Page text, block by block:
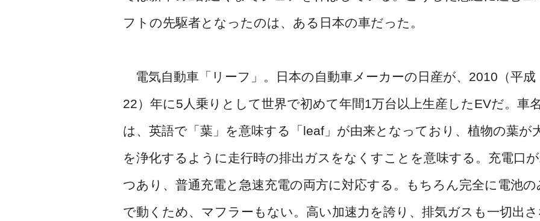
フトの先駆者となったのは、ある日本の車だった。
電気自動車「リーフ」。日本の自動車メーカーの日産が、2010（平成
22）年に5人乗りとして世界で初めて年間1万台以上生産したEVだ。車
は、英語で「葉」を意味する「leaf」が由来となっており、植物の葉が
を浄化するように走行時の排出ガスをなくすことを意味する。充電口
つあり、普通充電と急速充電の両方に対応する。もちろん完全に電池の
で動くため、マフラーもない。高い加速力を誇り、排気ガスも一切出